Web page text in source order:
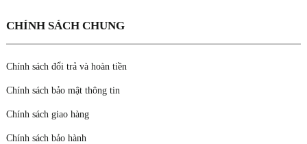
CHÍNH SÁCH CHUNG
Chính sách đổi trả và hoàn tiền
Chính sách bảo mật thông tin
Chính sách giao hàng
Chính sách bảo hành